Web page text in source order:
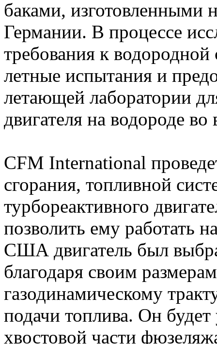
баками, изготовленными
Германии. В процессе
требования к водородной
летные испытания и
летающей лаборатории
двигателя на водороде во
CFM International
сгорания, топливной
турбореактивного
позволить ему работать
США двигатель был
благодаря своим
газодинамическому
подачи топлива. Он
хвостовой части